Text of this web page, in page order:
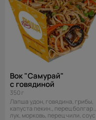
Вок "Самурай"
с говядиной
350 г
Лапша удон, говядина, грибы,
капуста пекин., перец болгар.,
лук, морковь, перец чили, соус